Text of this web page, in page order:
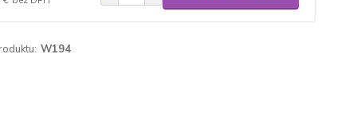
W194